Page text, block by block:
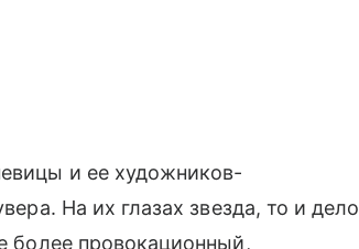
и ее художников-
На их глазах звезда, то и дело
более провокационный,